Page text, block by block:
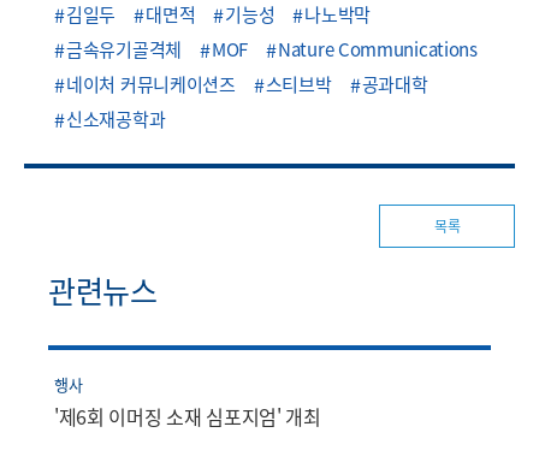
김일두 대면적 기능성
나노박막
금속유기골격체
MOF
Nature Communications
네이처 커뮤니케이션즈
스티브박
공과대학
신소재공학과
목록
관련뉴스
행사
'제6회 이머징 소재 심포지엄' 개최